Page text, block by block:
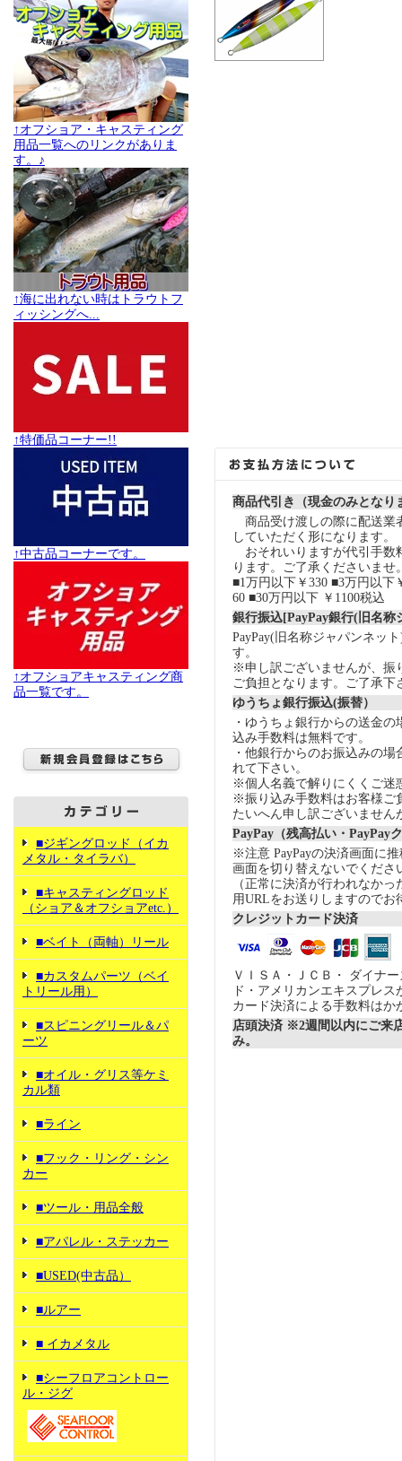
↑オフショア・キャスティング
用品一覧へのリンクがありま
す。♪
↑海に出れない時はトラウトフ
ィッシングへ...
↑特価品コーナー!!
↑中古品コーナーです。
↑オフショアキャスティング商
品一覧です。
■ジギングロッド（イカ
メタル・タイラバ）
■キャスティングロッド
（ショア＆オフショアetc.）
■ベイト（両軸）リール
■カスタムパーツ（ベイ
トリール用）
■スピニングリール＆パ
ーツ
■オイル・グリス等ケミ
カル類
■ライン
■フック・リング・シン
カー
■ツール・用品全般
■アパレル・ステッカー
■USED(中古品）
■ルアー
■ イカメタル
■シーフロアコントロー
ル・ジグ
商品代引き（現金のみとなり
商品受け渡しの際に配送業
していただく形になります。
おそれいりますが代引手数
ります。ご了承くださいませ
■1万円以下￥330 ■3万円以下
60 ■30万円以下 ￥1100税込
銀行振込[PayPay銀行(旧名称
PayPay(旧名称ジャパンネッ
す。
※申し訳ございませんが、振
ご負担となります。ご了承下
ゆうちょ銀行振込(振替）
・ゆうちょ銀行からの送金
込み手数料は無料です。
・他銀行からのお振込みの場
れて下さい。
※個人名義で解りにくくご迷
※振り込み手数料はお客様ご
たいへん申し訳ございません
PayPay（残高払い・PayPay
※注意 PayPayの決済画面に
画面を切り替えないでくださ
（正常に決済が行われなか
用URLをお送りしますのでお
クレジットカード決済
ＶＩＳＡ・ＪＣＢ・ ダイナ
ド・アメリカンエキスプレ
カード決済による手数料はか
店頭決済 ※2週間以内にご来
み。